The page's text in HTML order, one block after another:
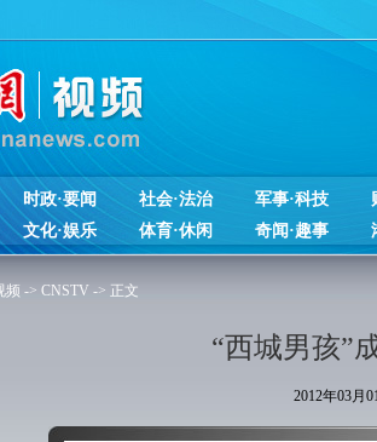
时政·要闻 社会·法治 军事·科技
文化·娱乐
体育·休闲 奇闻·趣事
频 -> CNSTV -> 正文
“西城男孩”
2012年03月